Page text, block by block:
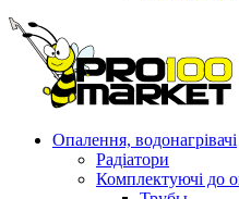
Опалення, водонагрівачі
Радіатори
Комплектуючі до